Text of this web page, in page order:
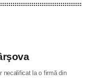
necalificat la o firmă din